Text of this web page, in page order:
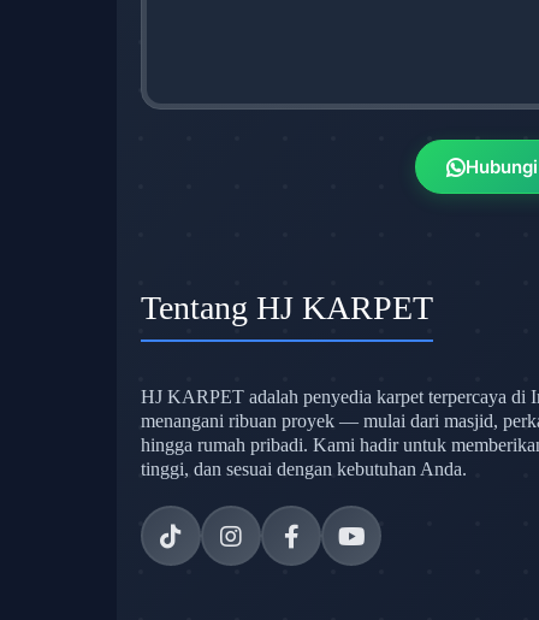
Tentang HJ KARPET
HJ KARPET adalah penyedia karpet terpercaya di
menangani ribuan proyek — mulai dari masjid,
hingga rumah pribadi. Kami hadir untuk
tinggi, dan sesuai dengan kebutuhan Anda.